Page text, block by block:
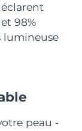
98%
lumineuse
peau -